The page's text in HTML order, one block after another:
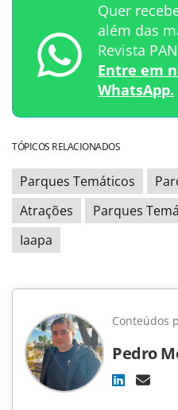
Quer
além das
Revista
Entre em
WhatsApp.
TÓPICOS RELACIONADOS
Parques Temáticos
Atrações
Parques
Iaapa
Conteúdos
Pedro